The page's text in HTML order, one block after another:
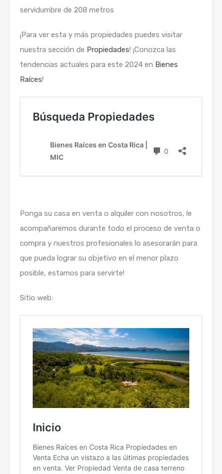
servidumbre de 208 metros
¡Para ver esta y más propiedades puedes visitar
nuestra sección de Propiedades! ¡Conozca las
tendencias actuales para este 2024 en Bienes
Raíces!
Ponga su casa en venta o alquiler con nosotros, le
acompañaremos durante todo el proceso de venta o
compra y nuestros profesionales lo asesorarán para
que pueda lograr su objetivo en el menor plazo
posible, estamos para servirte!
Sitio web: